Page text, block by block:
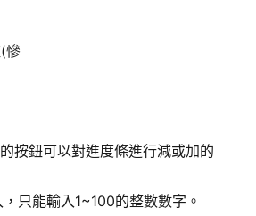
慘
按鈕可以對進度條進行減或加的
只能輸入1~100的整數數字。